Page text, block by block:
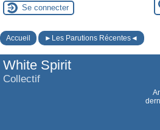
Se connecter
Accueil ►Les Parutions Récentes◄
White Spirit
Collectif